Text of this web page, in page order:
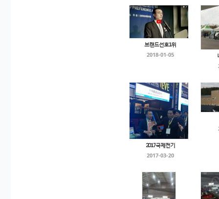
브랜드선호1위
2018-01-05
2017국제전기
2017-03-20